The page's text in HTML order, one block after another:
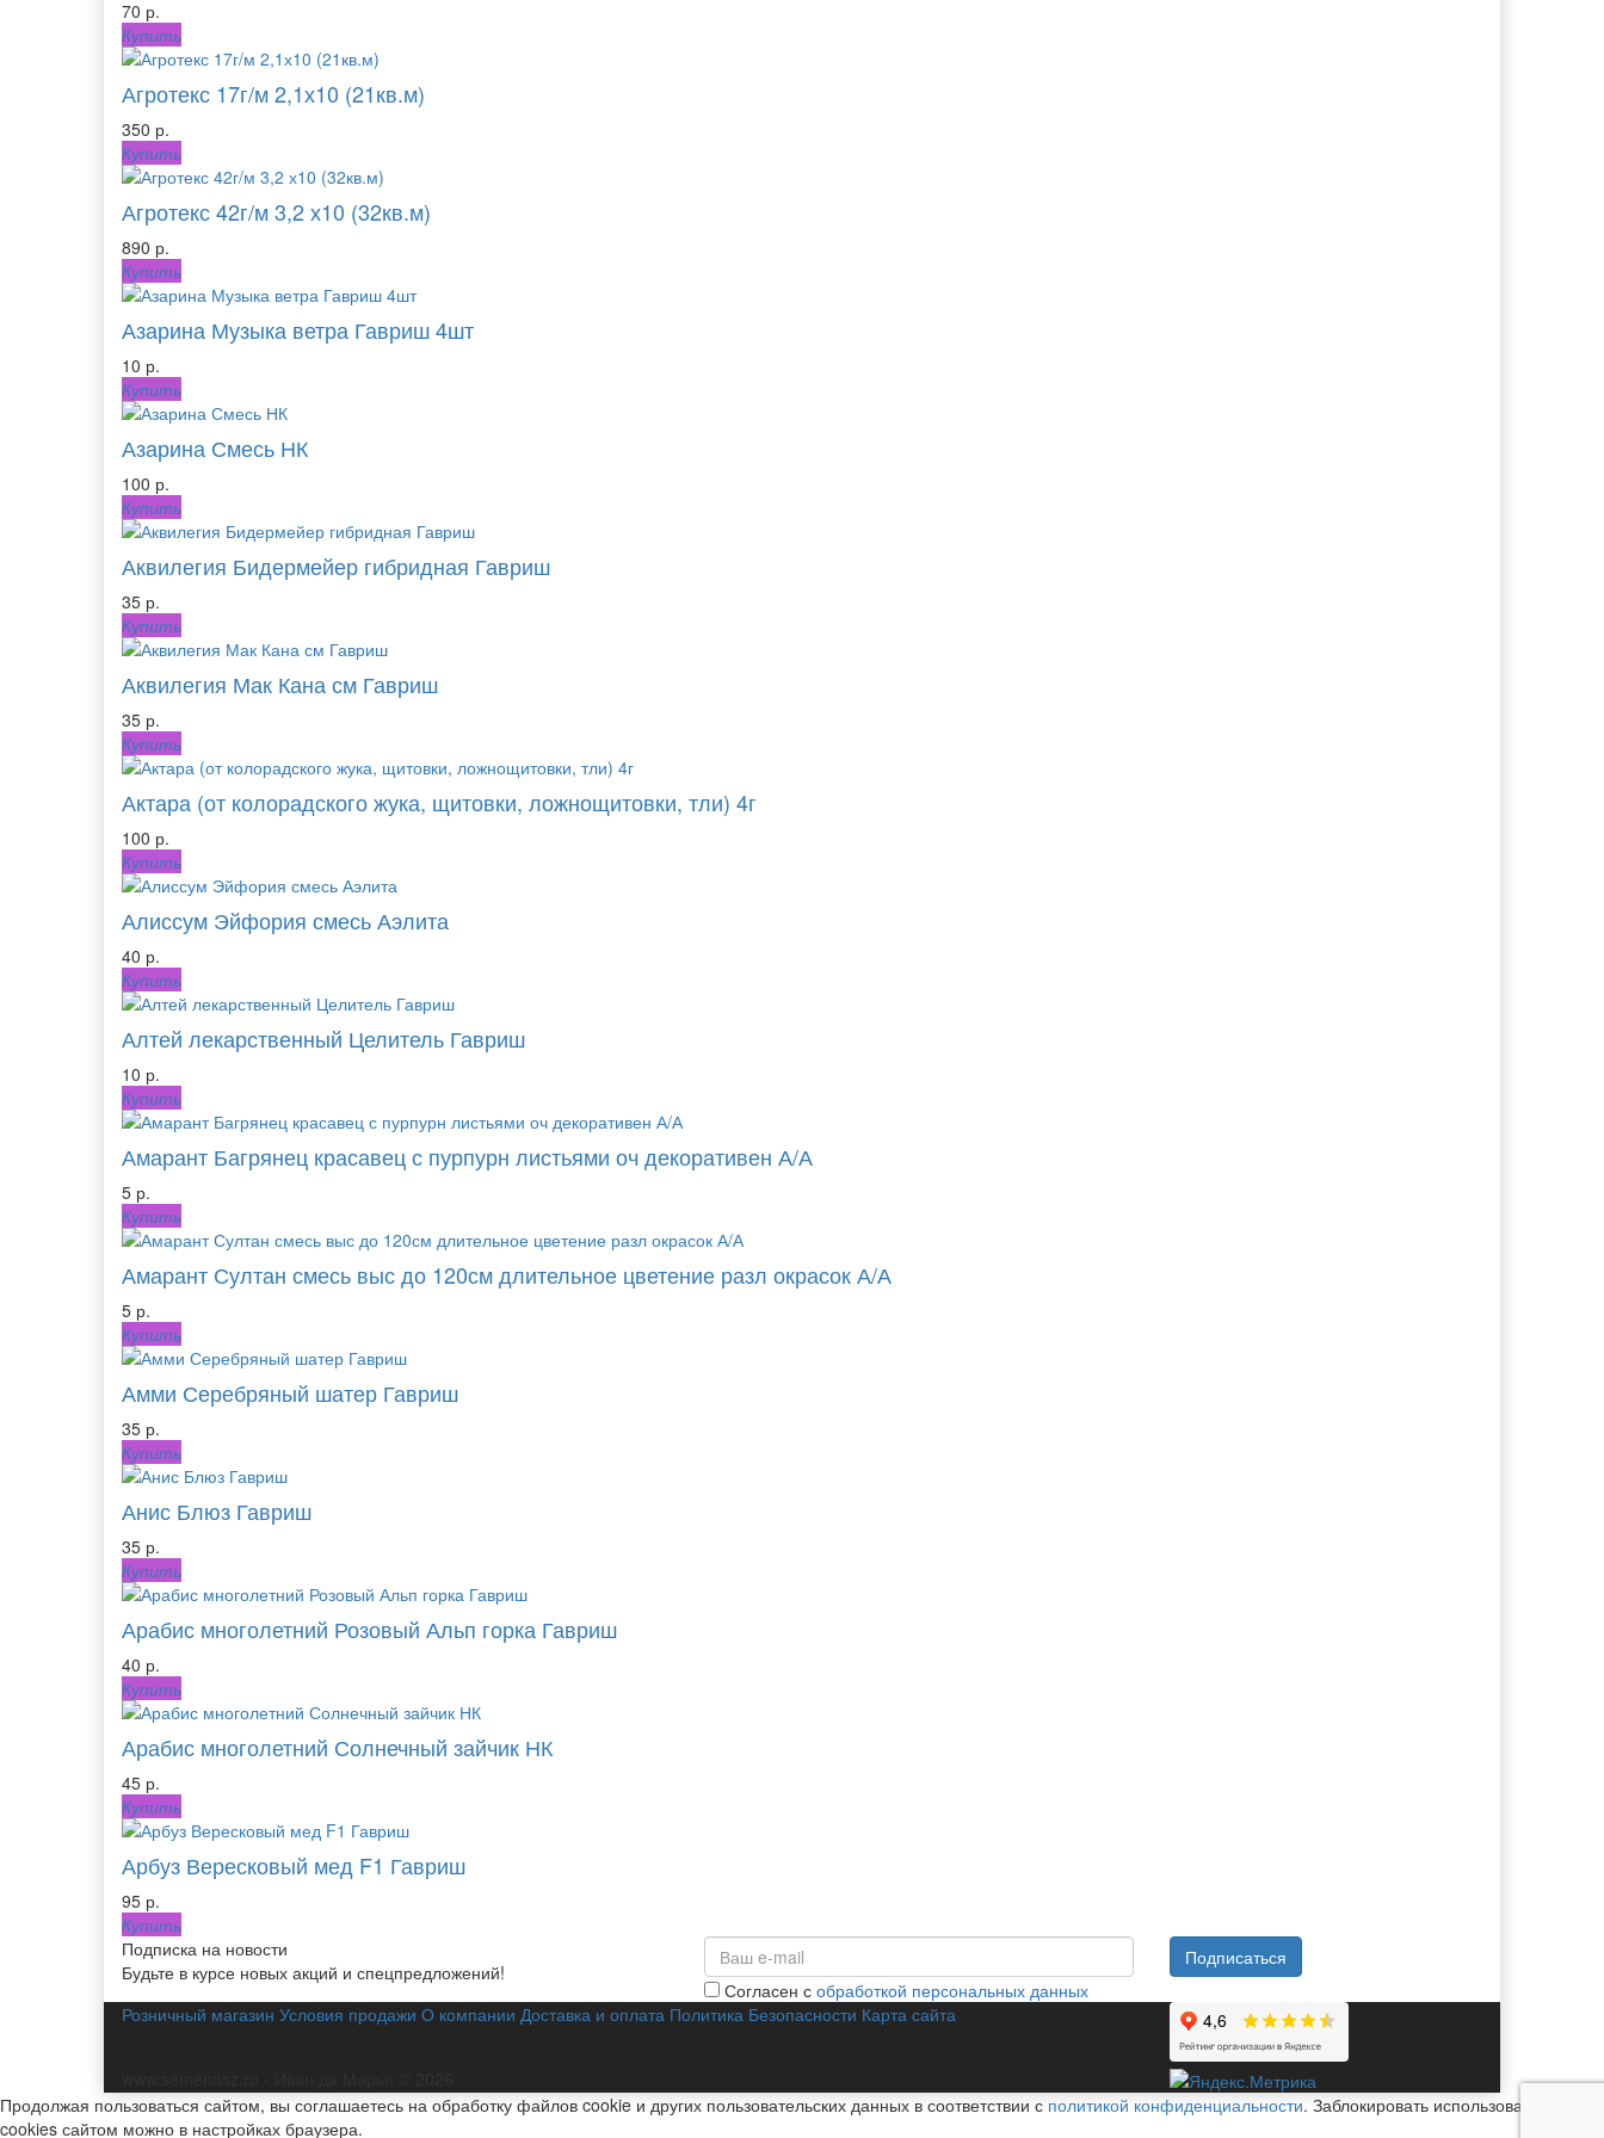
70 р.
Купить
Агротекс 17г/м 2,1х10 (21кв.м)
350 р.
Купить
Агротекс 42г/м 3,2 х10 (32кв.м)
890 р.
Купить
Азарина Музыка ветра Гавриш 4шт
10 р.
Купить
Азарина Смесь НК
100 р.
Купить
Аквилегия Бидермейер гибридная Гавриш
35 р.
Купить
Аквилегия Мак Кана см Гавриш
35 р.
Купить
Актара (от колорадского жука, щитовки, ложнощитовки, тли) 4г
100 р.
Купить
Алиссум Эйфория смесь Аэлита
40 р.
Купить
Алтей лекарственный Целитель Гавриш
10 р.
Купить
Амарант Багрянец красавец с пурпурн листьями оч декоративен А/А
5 р.
Купить
Амарант Султан смесь выс до 120см длительное цветение разл окрасок А/А
5 р.
Купить
Амми Серебряный шатер Гавриш
35 р.
Купить
Анис Блюз Гавриш
35 р.
Купить
Арабис многолетний Розовый Альп горка Гавриш
40 р.
Купить
Арабис многолетний Солнечный зайчик НК
45 р.
Купить
Арбуз Вересковый мед F1 Гавриш
95 р.
Купить
Подписка на новости
Будьте в курсе новых акций и спецпредложений!
Согласен с обработкой персональных данных
Подписаться
Розничный магазин Условия продажи О компании Доставка и оплата Политика Безопасности Карта сайта
Продолжая пользоваться сайтом, вы соглашаетесь на обработку файлов cookie и других пользовательских данных в соответствии с политикой конфиденциальности. Заблокировать использование
cookies сайтом можно в настройках браузера.